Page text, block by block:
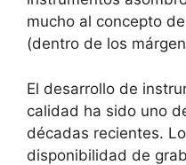
mucho al concepto
(dentro de los
El desarrollo de
calidad ha sido uno
décadas recientes.
disponibilidad de